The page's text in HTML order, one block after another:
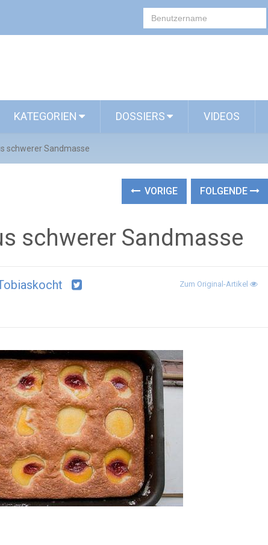
KATEGORIEN DOSSIERS VIDEOS
schwerer Sandmasse
VORIGE FOLGENDE
schwerer Sandmasse
Zum Original-Artikel